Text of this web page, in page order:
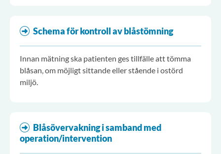
Schema för kontroll av blåstömning
Innan mätning ska patienten ges tillfälle att tömma
blåsan, om möjligt sittande eller stående i ostörd
miljö.
Blåsövervakning i samband med
operation/intervention